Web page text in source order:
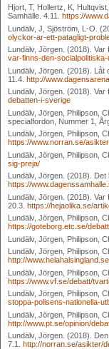
Hjort, T, Hollertz, K,
Samhälle. 4.11. https://
Lundälv, J, Sjöström, L-O.
olyckor-ar-ett-patagligt-
Lundälv, Jörgen. (2018).
var-finns-den-socialpolitiska-
Lundälv, Jörgen. (2018). Låt
11.4. http://
Lundälv, Jörgen. (2018).
debatten-i-sverige
Lundälv, Jörgen, Philipson,
specialfordon, Nummer 1,
Lundälv, Jörgen, Philipson,
https://www.norran.se/
Lundälv, Jörgen, Philipson,
sig-preja/
Lundälv, Jörgen. (2018).
https://
Lundälv, Jörgen. (2018).
20.3. https://hejaolika.se/
Lundälv, Jörgen, Philipson,
https://goteborg.etc.se/
Lundälv, Jörgen, Philipson,
Lundälv, Jörgen, Philipson,
http://
Lundälv, Jörgen, Philipson,
https://www.vf.se/debatt/
Lundälv, Jörgen, Philipson,
stoppa-polisens-nationella-
Lundälv, Jörgen, Philipson,
http://www.pt.se/opinion/
Lundälv, Jörgen. (2018).
7.1. http://norran.se/asikter/